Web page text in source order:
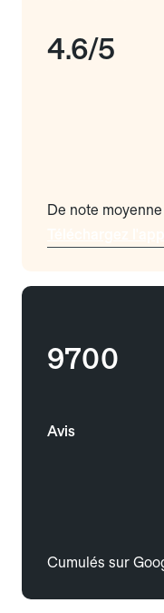
4.6/5
De note
9700
Avis
Cumulés sur